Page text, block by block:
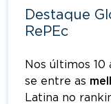
Destaque
RePEc
Nos últimos 10
se entre as
Latina no